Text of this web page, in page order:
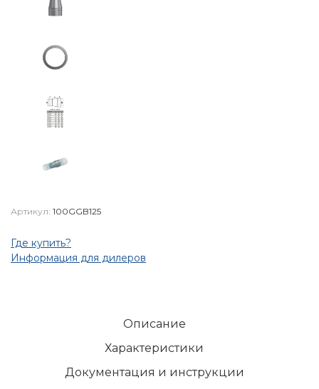
Артикул: 100GGB125
Где купить?
Информация для дилеров
Описание
Характеристики
Документация и инструкции